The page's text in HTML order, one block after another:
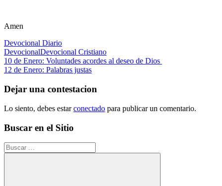
Amen
Devocional Diario
DevocionalDevocional Cristiano
Navegación
de
entradas
Entrada
anterior:
10 de Enero: Voluntades acordes al deseo de Dios
Siguiente
12 de Enero: Palabras justas
Dejar una contestacion
Lo siento, debes estarconectado para publicar un comentario.
Buscar en el Sitio
Buscar: